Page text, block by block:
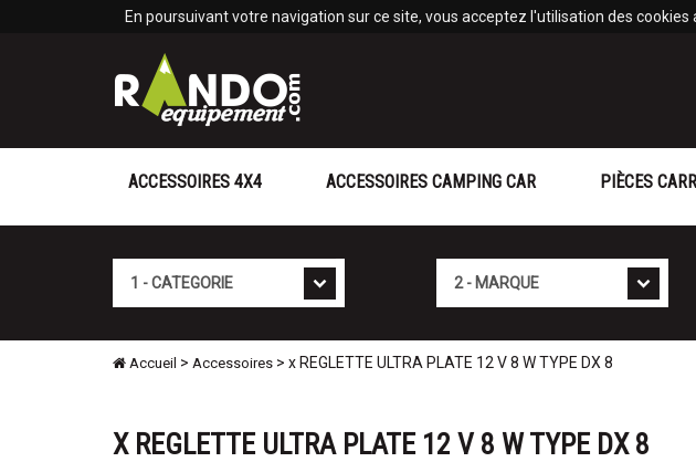
En poursuivant votre navigation sur ce site, vous acceptez l'utilisation des
ACCESSOIRES 4X4 ACCESSOIRES CAMPING CAR PIÈCES
Accueil > Accessoires > x REGLETTE ULTRA PLATE 12 V 8 W TYPE DX 8
X REGLETTE ULTRA PLATE 12 V 8 W TYPE DX 8
Panneau de gestion des cookies